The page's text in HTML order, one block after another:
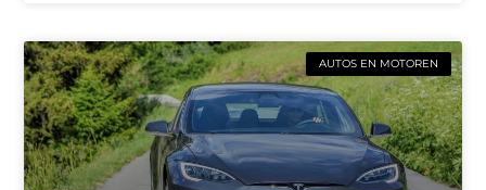
AUTOS EN MOTOREN